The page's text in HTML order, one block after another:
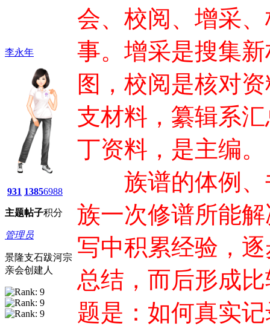
李永年
931
主题
1385
帖子
6988
积分
管理员
景隆支石跋河宗
亲会创建人
会、校阅、增采
事。增采是搜集
图，校阅是核对
支材料，纂辑系
丁资料，是主编。
族谱的体例、
族一次修谱所能
写中积累经验，
总结，而后形成
题是：如何真实